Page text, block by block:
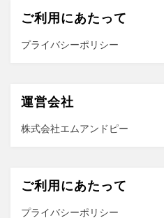
ご利用にあたって
プライバシーポリシー
運営会社
株式会社エムアンドピー
ご利用にあたって
プライバシーポリシー